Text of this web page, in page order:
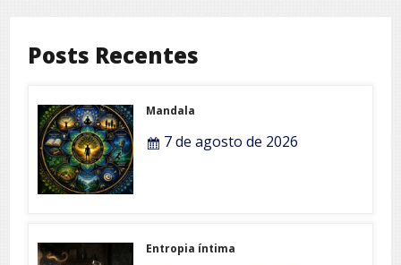
Posts Recentes
Mandala
7 de agosto de 2026
Entropia íntima